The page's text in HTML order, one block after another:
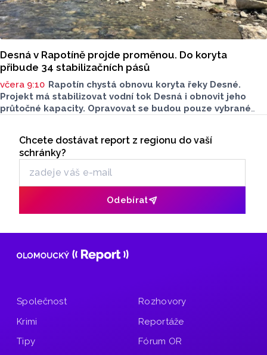
Desná v Rapotíně projde proměnou. Do koryta
přibude 34 stabilizačních pásů
včera 9:10 Rapotín chystá obnovu koryta řeky Desné.
Projekt má stabilizovat vodní tok Desná i obnovit jeho
průtočné kapacity. Opravovat se budou pouze vybrané
Odběr newsletteru
Chcete dostávat report z regionu do vaší
schránky?
Odebírat
Společnost
Krimi
Tipy
Rozhovory
Reportáže
Fórum OR